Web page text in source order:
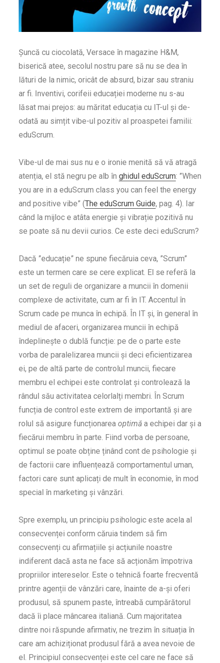
Șuncă cu ciocolată, Versace în magazine H&M,
biserică atee, secolul nostru pare să nu se dea în
lături de la nimic, oricât de absurd, bizar sau straniu
ar fi. Inventivi, corifeii educației moderne nu s-au
lăsat mai prejos: au măritat educația cu IT-ul și de-
odată au simțit vibe-ul pozitiv al proaspetei familii:
eduScrum.
Vibe-ul de mai sus nu e o ironie menită să vă atragă
atenția, el stă negru pe alb în ghidul eduScrum: ”When
you are in a eduScrum class you can feel the energy
and positive vibe” (The eduScrum Guide, pag. 4). Iar
când la mijloc e atâta energie și vibrație pozitivă nu
se poate să nu devii curios. Ce este deci eduScrum?
Dacă ”educație” ne spune fiecăruia ceva, ”Scrum”
este un termen care se cere explicat. El se referă la
un set de reguli de organizare a muncii în domenii
complexe de activitate, cum ar fi în IT. Accentul în
Scrum cade pe munca în echipă. În IT și, în general în
mediul de afaceri, organizarea muncii în echipă
îndeplinește o dublă funcție: pe de o parte este
vorba de paralelizarea muncii și deci eficientizarea
ei, pe de altă parte de controlul muncii, fiecare
membru el echipei este controlat și controlează la
rândul său activitatea celorlalți membri. În Scrum
funcția de control este extrem de importantă și are
rolul să asigure funcționarea optimă a echipei dar și a
fiecărui membru în parte. Fiind vorba de persoane,
optimul se poate obține ținând cont de psihologie și
de factorii care influențează comportamentul uman,
factori care sunt aplicați de mult în economie, în mod
special în marketing și vânzări.
Spre exemplu, un principiu psihologic este acela al
consecvenței conform căruia tindem să fim
consecvenți cu afirmațiile și acțiunile noastre
indiferent dacă asta ne face să acționăm împotriva
propriilor intereselor. Este o tehnică foarte frecventă
printre agenții de vânzări care, înainte de a-și oferi
produsul, să spunem paste, întreabă cumpărătorul
dacă îi place mâncarea italiană. Cum majoritatea
dintre noi răspunde afirmativ, ne trezim în situația în
care am achiziționat produsul fără a avea nevoie de
el. Principiul consecvenței este cel care ne face să